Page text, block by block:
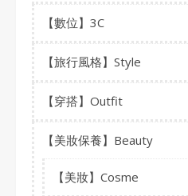
【數位】3C
【旅行風格】Style
【穿搭】Outfit
【美妝保養】Beauty
【美妝】Cosme